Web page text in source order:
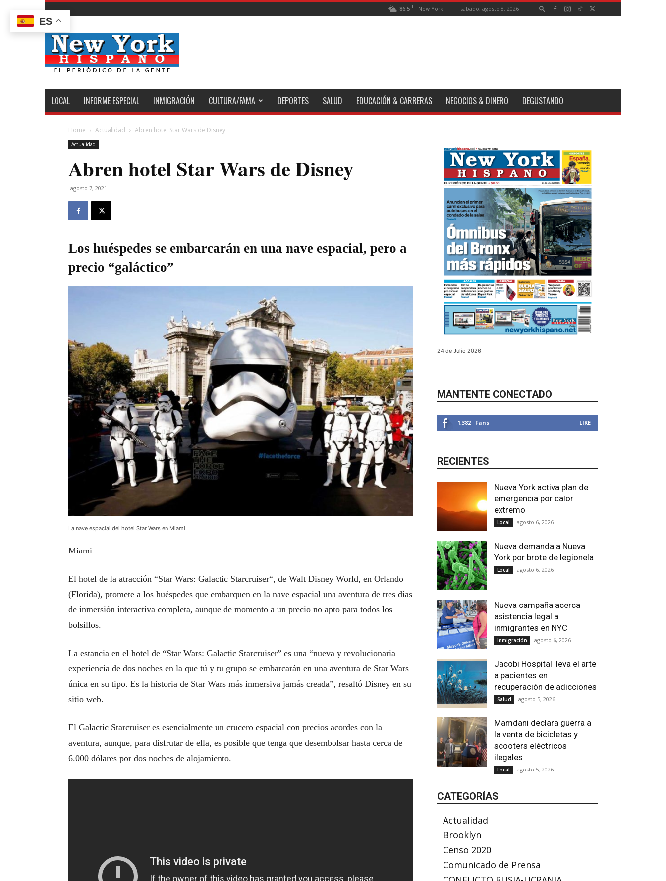
86.5 F New York sábado, agosto 8, 2026
New
York
Hispano
LOCAL INFORME ESPECIAL INMIGRACIÓN CULTURA/FAMA DEPORTES SALUD EDUCACIÓN & CARRERAS NEGOCIOS & DINERO DEGUSTANDO
Home Actualidad Abren hotel Star Wars de Disney
Actualidad
Abren hotel Star Wars de Disney
agosto 7, 2021
Los huéspedes se embarcarán en una nave espacial, pero a
precio “galáctico”
La nave espacial del hotel Star Wars en Miami.
Miami
El hotel de la atracción “Star Wars: Galactic Starcruiser“, de Walt Disney World, en Orlando
(Florida), promete a los huéspedes que embarquen en la nave espacial una aventura de tres días
de inmersión interactiva completa, aunque de momento a un precio no apto para todos los
bolsillos.
La estancia en el hotel de “Star Wars: Galactic Starcruiser” es una “nueva y revolucionaria
experiencia de dos noches en la que tú y tu grupo se embarcarán en una aventura de Star Wars
única en su tipo. Es la historia de Star Wars más inmersiva jamás creada”, resaltó Disney en su
sitio web.
El Galactic Starcruiser es esencialmente un crucero espacial con precios acordes con la
aventura, aunque, para disfrutar de ella, es posible que tenga que desembolsar hasta cerca de
6.000 dólares por dos noches de alojamiento.
24 de Julio 2026
MANTENTE CONECTADO
1,382 Fans LIKE
RECIENTES
Nueva York activa plan de
emergencia por calor
extremo
Local agosto 6, 2026
Nueva demanda a Nueva
York por brote de legionela
Local agosto 6, 2026
Nueva campaña acerca
asistencia legal a
inmigrantes en NYC
Inmigración agosto 6, 2026
Jacobi Hospital lleva el arte
a pacientes en
recuperación de adicciones
Salud agosto 5, 2026
Mamdani declara guerra a
la venta de bicicletas y
scooters eléctricos
ilegales
Local agosto 5, 2026
CATEGORÍAS
Actualidad
Brooklyn
Censo 2020
Comunicado de Prensa
ES